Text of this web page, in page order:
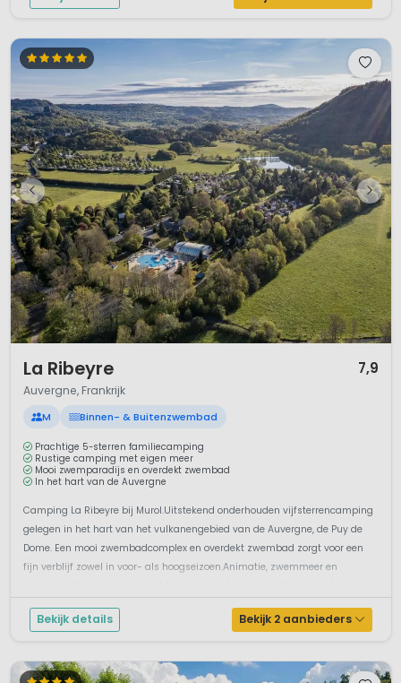
La Ribeyre 7,9
Auvergne, Frankrijk
M Binnen- & Buitenzwembad
Prachtige 5-sterren familiecamping
Rustige camping met eigen meer
Mooi zwemparadijs en overdekt zwembad
In het hart van de Auvergne
Camping La Ribeyre bij Murol.Uitstekend onderhouden vijfsterrencamping
gelegen in het hart van het vulkanengebied van de Auvergne, de Puy de
Dome. Een mooi zwembadcomplex en overdekt zwembad zorgt voor een
fijn verblijf zowel in voor- als hoogseizoen.Animatie, zwemmeer en
zandstrand o...
Bekijk details Bekijk 2 aanbieders